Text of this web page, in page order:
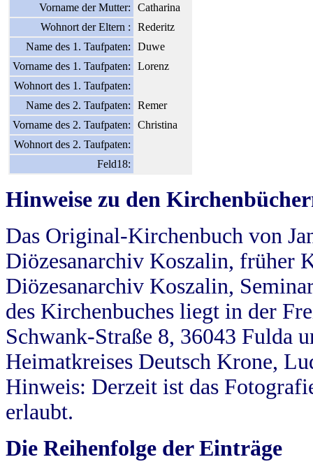
Vorname der Mutter:
Catharina
Wohnort der Eltern :
Rederitz
Name des 1. Taufpaten:
Duwe
Vorname des 1. Taufpaten:
Lorenz
Wohnort des 1. Taufpaten:
Name des 2. Taufpaten:
Remer
Vorname des 2. Taufpaten:
Christina
Wohnort des 2. Taufpaten:
Feld18:
Hinweise zu den
Das Original-Kirchenbuch von
Diözesanarchiv Koszalin, früher
Diözesanarchiv Koszalin,
des Kirchenbuches liegt in der
Schwank-Straße 8, 36043 Fulda
Heimatkreises Deutsch Krone,
Hinweis: Derzeit ist das
erlaubt.
Die Reihenfolge der Einträge